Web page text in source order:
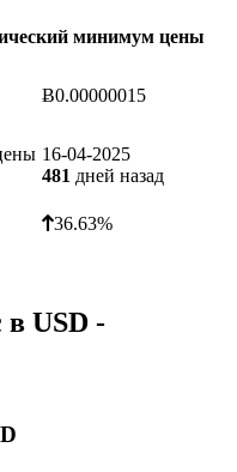
минимум цены
Ƀ0.00000015
16-04-2025
481 дней назад
36.63%
в USD -